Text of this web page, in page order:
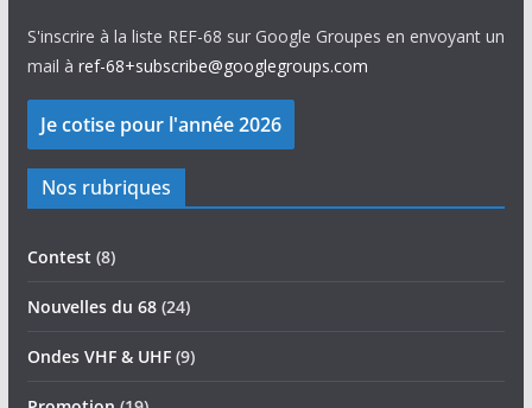
S'inscrire à la liste REF-68 sur Google Groupes en envoyant un
mail à ref-68+subscribe@googlegroups.com
Nos rubriques
Contest (8)
Nouvelles du 68(24)
Ondes VHF & UHF(9)